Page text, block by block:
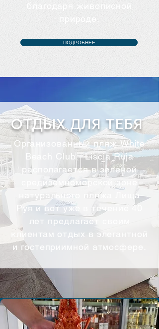
благодаря живописной
природе.
ПОДРОБНЕЕ
ОТДЫХ ДЛЯ ТЕБЯ
Организованный пляж White
Beach Club - Liscia Ruja
располагается в зеленой
средиземноморской зоне
натурального пляжа Лища
Руя и вот уже в течение 40
лет предлагает своим
клиентам отдых в элегантной
и гостеприимной атмосфере.